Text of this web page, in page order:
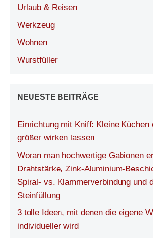
Urlaub & Reisen
Werkzeug
Wohnen
Wurstfüller
NEUESTE BEITRÄGE
Einrichtung mit Kniff: Kleine Küchen
größer wirken lassen
Woran man hochwertige Gabionen
Drahtstärke, Zink-Aluminium-
Spiral- vs. Klammerverbindung und
Steinfüllung
3 tolle Ideen, mit denen die eigene
individueller wird